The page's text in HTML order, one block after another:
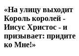
«На улицу выходит
Король королей -
Иисус Христос - и
призывает: придите
ко Мне!»